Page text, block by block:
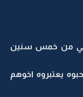
من خمس سنين
يعتبروه اخوهم